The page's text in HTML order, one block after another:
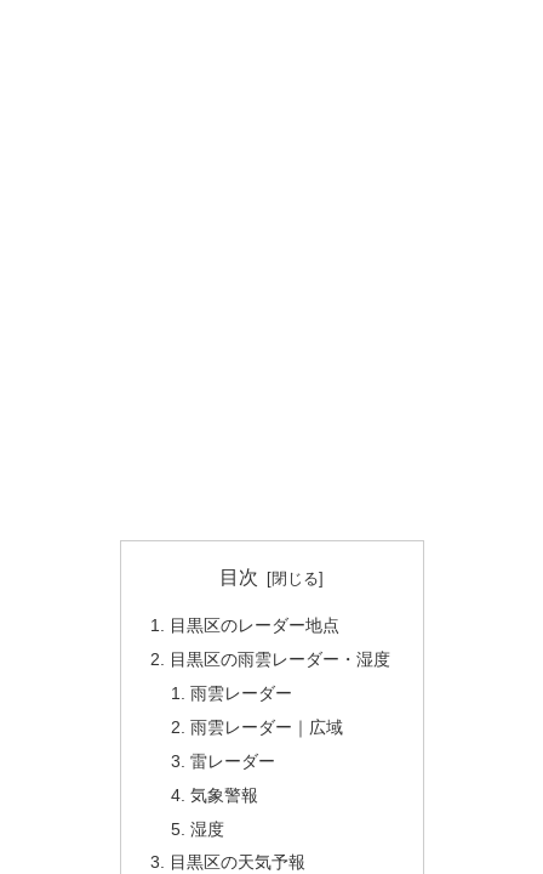
目次
目黒区のレーダー地点
目黒区の雨雲レーダー・湿度
雨雲レーダー
雨雲レーダー｜広域
雷レーダー
気象警報
湿度
目黒区の天気予報